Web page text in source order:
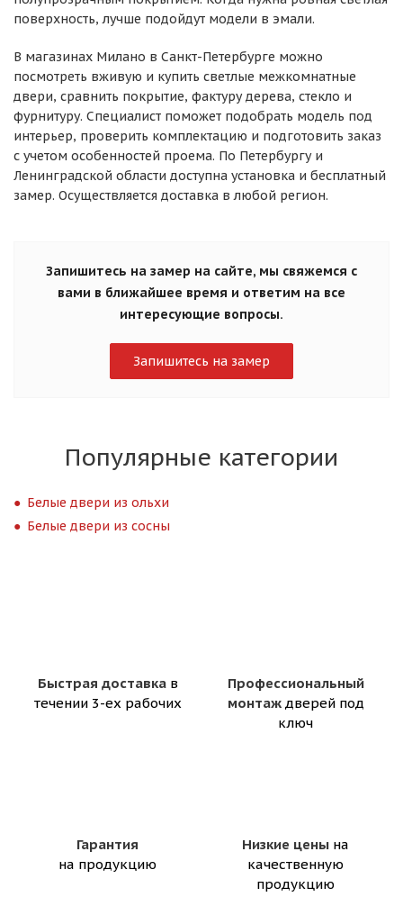
Быстрая доставкав
течении 3-ех рабочих
Профессиональный
монтаждверей под
ключ
Гарантия
на продукцию
Низкие цены на
качественную
продукцию
поверхность, лучше подойдут модели в эмали.
В магазинах Милано в Санкт-Петербурге можно
посмотреть вживую и купить светлые межкомнатные
двери, сравнить покрытие, фактуру дерева, стекло и
фурнитуру. Специалист поможет подобрать модель под
интерьер, проверить комплектацию и подготовить заказ
с учетом особенностей проема. По Петербургу и
Ленинградской области доступна установка и бесплатный
замер. Осуществляется доставка в любой регион.
Запишитесь на замер на сайте, мы свяжемся с
вами в ближайшее время и ответим на все
интересующие вопросы.
Запишитесь на замер
Популярные категории
Белые двери из ольхи
Белые двери из сосны